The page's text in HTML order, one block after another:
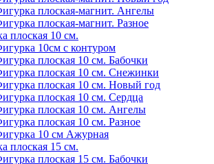
плоская-магнит. Ангелы
плоская-магнит. Разное
плоская 10 см.
10см с контуром
плоская 10 см. Бабочки
плоская 10 см. Снежинки
плоская 10 см. Новый год
плоская 10 см. Сердца
плоская 10 см. Ангелы
плоская 10 см. Разное
10 см Ажурная
плоская 15 см.
плоская 15 см. Бабочки